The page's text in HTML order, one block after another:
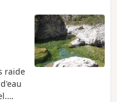
raide